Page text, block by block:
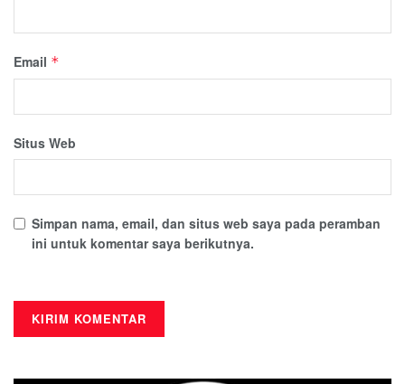
Email *
Situs Web
Simpan nama, email, dan situs web saya pada peramban
ini untuk komentar saya berikutnya.